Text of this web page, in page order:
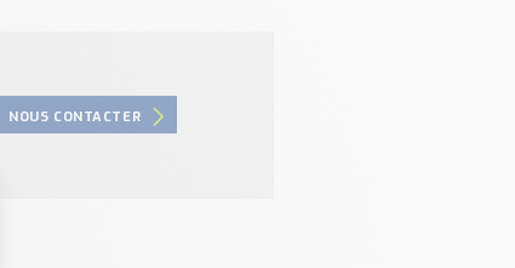
NOUS CONTACTER